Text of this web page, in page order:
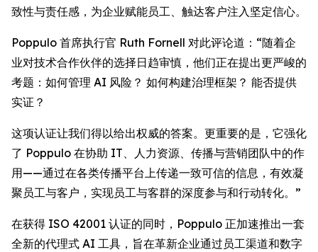
致性与责任感，为企业赋能员工、触达客户注入坚定信心。
Poppulo 首席执行官 Ruth Fornell 对此评论道：“随着企
业对技术合作伙伴的选择日趋审慎，他们正在提出更严峻的
考题：如何管理 AI 风险？ 如何构建治理框架？ 能否提供
实证？
这项认证让我们得以给出权威的答案。更重要的是，它强化
了 Poppulo 在协助 IT、人力资源、传播与营销团队中的作
用——通过在各类传播平台上传递一致可信的信息，有效凝
聚员工与客户，实现员工与客群的深度参与和行动转化。”
在获得 ISO 42001 认证的同时，Poppulo 正加速推出一套
全新的代理式 AI 工具，旨在革新企业通过员工渠道和数字